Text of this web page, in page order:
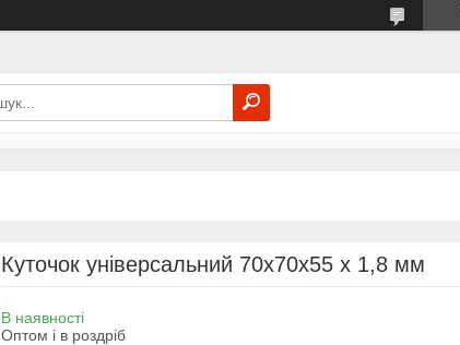
Куточок універсальний 70х70х55 х 1,8 мм
В наявності
Оптом і в роздріб